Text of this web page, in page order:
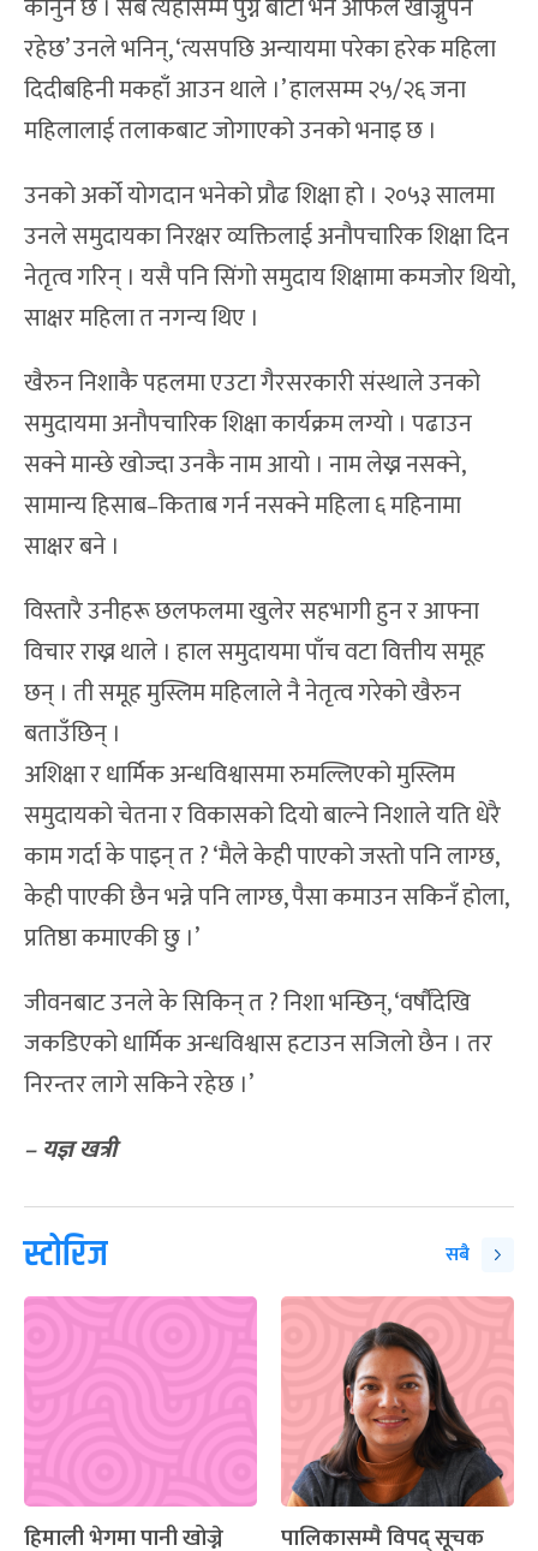
रहेछ’ उनले भनिन्, ‘त्यसपछि अन्यायमा परेका हरेक महिला
दिदीबहिनी मकहाँ आउन थाले ।’ हालसम्म २५/२६ जना
महिलालाई तलाकबाट जोगाएको उनको भनाइ छ ।
उनको अर्को योगदान भनेको प्रौढ शिक्षा हो । २०५३ सालमा
उनले समुदायका निरक्षर व्यक्तिलाई अनौपचारिक शिक्षा दिन
नेतृत्व गरिन् । यसै पनि सिंगो समुदाय शिक्षामा कमजोर थियो,
साक्षर महिला त नगन्य थिए ।
खैरुन निशाकै पहलमा एउटा गैरसरकारी संस्थाले उनको
समुदायमा अनौपचारिक शिक्षा कार्यक्रम लग्यो । पढाउन
सक्ने मान्छे खोज्दा उनकै नाम आयो । नाम लेख्न नसक्ने,
सामान्य हिसाब–किताब गर्न नसक्ने महिला ६ महिनामा
साक्षर बने ।
विस्तारै उनीहरू छलफलमा खुलेर सहभागी हुन र आफ्ना
विचार राख्न थाले । हाल समुदायमा पाँच वटा वित्तीय समूह
छन् । ती समूह मुस्लिम महिलाले नै नेतृत्व गरेको खैरुन
बताउँछिन् ।
अशिक्षा र धार्मिक अन्धविश्वासमा रुमल्लिएको मुस्लिम
समुदायको चेतना र विकासको दियो बाल्ने निशाले यति धेरै
काम गर्दा के पाइन् त ? ‘मैले केही पाएको जस्तो पनि लाग्छ,
केही पाएकी छैन भन्ने पनि लाग्छ, पैसा कमाउन सकिनँ होला,
प्रतिष्ठा कमाएकी छु ।’
जीवनबाट उनले के सिकिन् त ? निशा भन्छिन्, ‘वर्षौंदेखि
जकडिएको धार्मिक अन्धविश्वास हटाउन सजिलो छैन । तर
निरन्तर लागे सकिने रहेछ ।’
– यज्ञ खत्री
स्टोरिज सबै
हिमाली भेगमा पानी खोज्ने पालिकासम्मै विपद् सूचक